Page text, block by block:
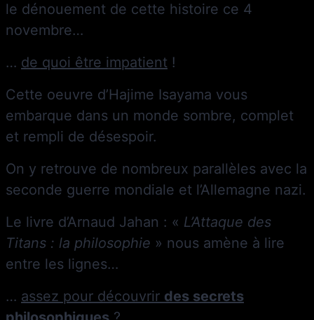
le dénouement de cette histoire ce 4
novembre…
… de quoi être impatient !
Cette oeuvre d’Hajime Isayama vous
embarque dans un monde sombre, complet
et rempli de désespoir.
On y retrouve de nombreux parallèles avec la
seconde guerre mondiale et l’Allemagne nazi.
Le livre d’Arnaud Jahan : « L’Attaque des
Titans : la philosophie » nous amène à lire
entre les lignes…
… assez pour découvrir des secrets